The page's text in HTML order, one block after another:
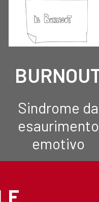
Sindrome da
esaurimento
emotivo